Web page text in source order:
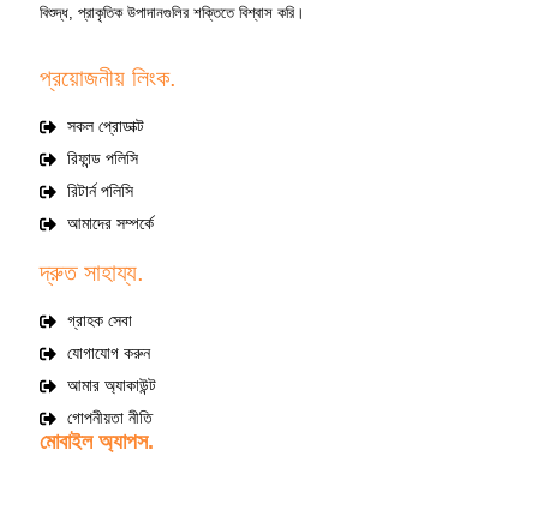
বিশুদ্ধ, প্রাকৃতিক উপাদানগুলির শক্তিতে বিশ্বাস করি।
প্রয়োজনীয় লিংক.
সকল প্রোডাক্ট
রিফান্ড পলিসি
রিটার্ন পলিসি
আমাদের সম্পর্কে
দ্রুত সাহায্য.
গ্রাহক সেবা
যোগাযোগ করুন
আমার অ্যাকাউন্ট
গোপনীয়তা নীতি
মোবাইল অ্যাপস.